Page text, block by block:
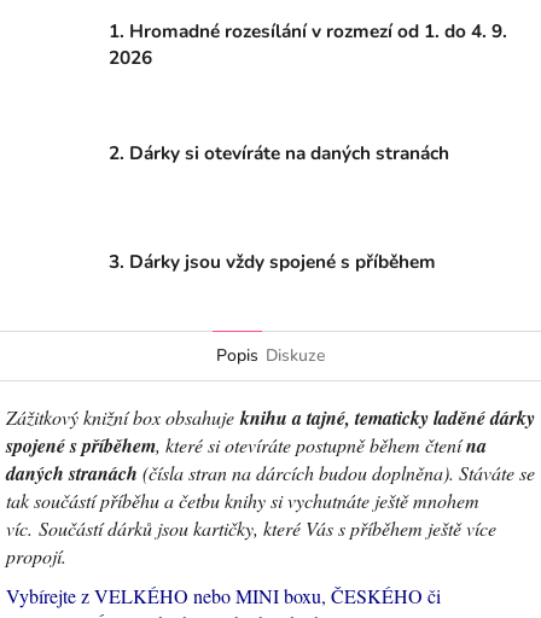
1. Hromadné rozesílání v rozmezí od 1. do 4. 9.
2026
2. Dárky si otevíráte na daných stranách
3. Dárky jsou vždy spojené s příběhem
Popis Diskuze
Zážitkový knižní box obsahuje knihu a tajné, tematicky laděné dárky
spojené s příběhem, které si otevíráte postupně během čtenína
daných stranách (čísla stran na dárcích budou doplněna). Stáváte se
tak součástí příběhu a četbu knihy si vychutnáte ještě mnohem
víc. Součástí dárků jsou kartičky, které Vás s příběhem ještě více
propojí.
Vybírejte z VELKÉHO nebo MINI boxu, ČESKÉHO či